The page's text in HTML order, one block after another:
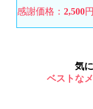
感謝価格： 2,500
気
ベストな